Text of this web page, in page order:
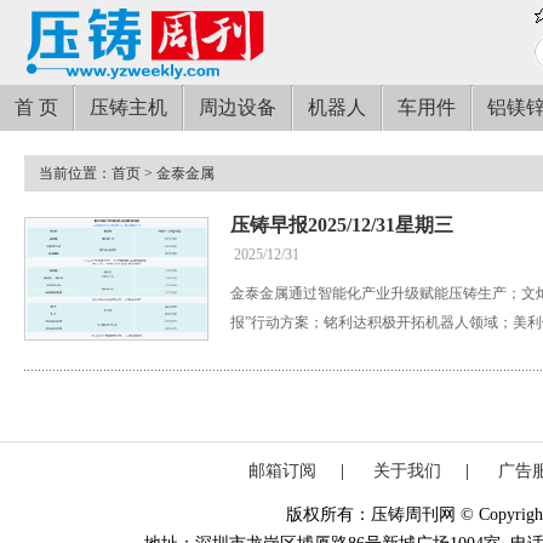
首 页 压铸主机 周边设备 机器人 车用件 铝镁
当前位置： 首页 > 金泰金属
压铸早报2025/12/31星期三
2025/12/31
金泰金属通过智能化产业升级赋能压铸生产；文
报”行动方案；铭利达积极开拓机器人领域；美
邮箱订阅 关于我们 广告
版权所有：压铸周刊网 ©